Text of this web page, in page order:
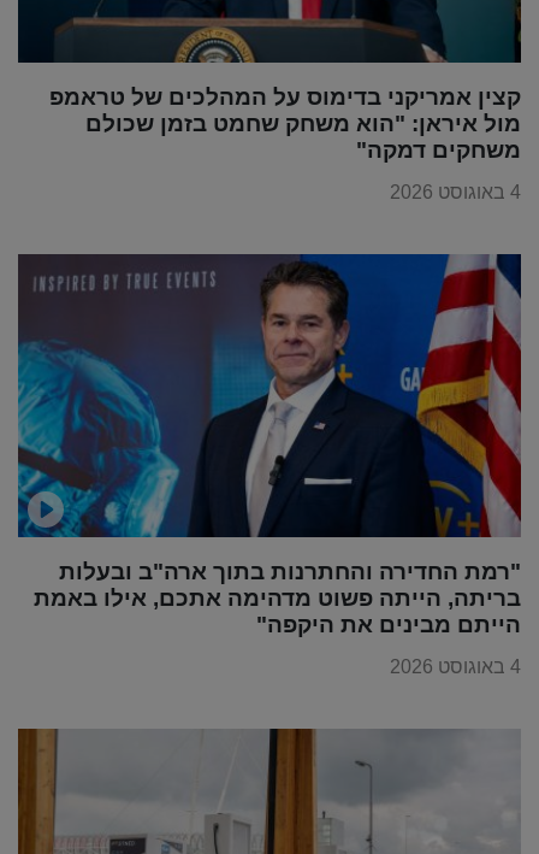
קצין אמריקני בדימוס על המהלכים של טראמפ
מול איראן: "הוא משחק שחמט בזמן שכולם
משחקים דמקה"
4 באוגוסט 2026
"רמת החדירה והחתרנות בתוך ארה"ב ובעלות
בריתה, הייתה פשוט מדהימה אתכם, אילו באמת
הייתם מבינים את היקפה"
4 באוגוסט 2026